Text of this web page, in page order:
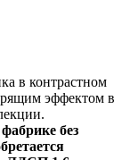
в контрастном
эффектом в
без